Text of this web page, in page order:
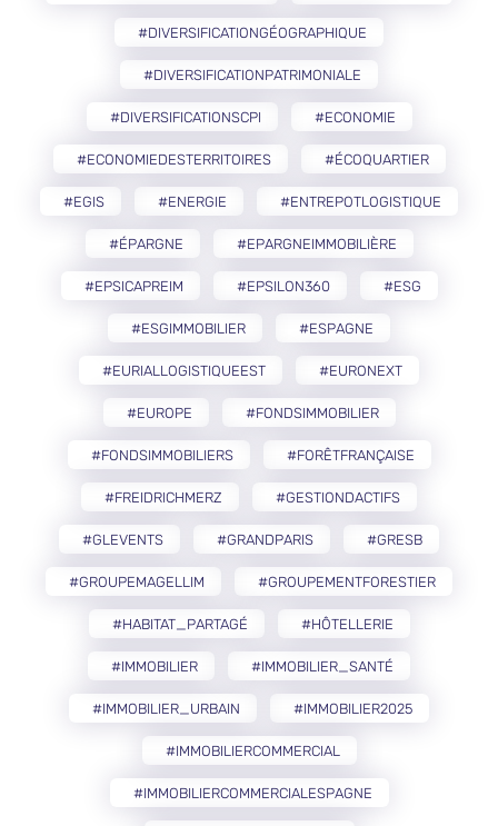
#DIVERSIFICATIONGÉOGRAPHIQUE
#DIVERSIFICATIONPATRIMONIALE
#DIVERSIFICATIONSCPI #ECONOMIE
#ECONOMIEDESTERRITOIRES #ÉCOQUARTIER
#EGIS #ENERGIE #ENTREPOTLOGISTIQUE
#ÉPARGNE #EPARGNEIMMOBILIÈRE
#EPSICAPREIM #EPSILON360 #ESG
#ESGIMMOBILIER #ESPAGNE
#EURIALLOGISTIQUEEST #EURONEXT
#EUROPE #FONDSIMMOBILIER
#FONDSIMMOBILIERS #FORÊTFRANÇAISE
#FREIDRICHMERZ #GESTIONDACTIFS
#GLEVENTS #GRANDPARIS #GRESB
#GROUPEMAGELLIM #GROUPEMENTFORESTIER
#HABITAT_PARTAGÉ #HÔTELLERIE
#IMMOBILIER #IMMOBILIER_SANTÉ
#IMMOBILIER_URBAIN #IMMOBILIER2025
#IMMOBILIERCOMMERCIAL
#IMMOBILIERCOMMERCIALESPAGNE